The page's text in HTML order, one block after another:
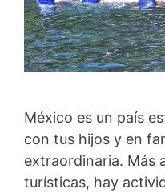
México es un país
con tus hijos y en
extraordinaria. Más
turísticas, hay